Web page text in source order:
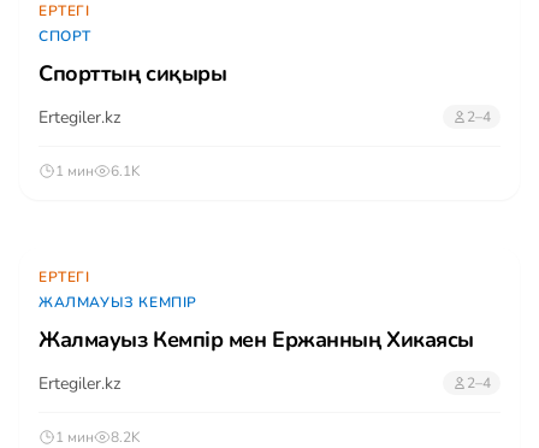
ЕРТЕГІ
СПОРТ
Спорттың сиқыры
Ertegiler.kz 2–4
1 мин 6.1K
ЕРТЕГІ
ЖАЛМАУЫЗ КЕМПІР
Жалмауыз Кемпір мен Ержанның Хикаясы
Ertegiler.kz 2–4
1 мин 8.2K